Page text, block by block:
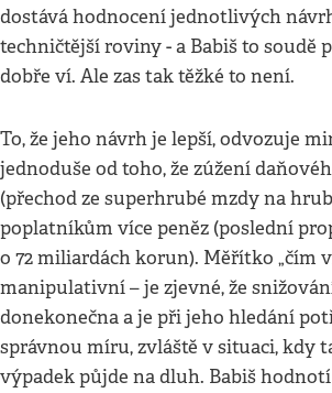
dostává hodnocení jednotlivých
techničtější roviny - a Babiš to soudě
dobře ví. Ale zas tak těžké to není.
To, že jeho návrh je lepší, odvozuje
jednoduše od toho, že zúžení
(přechod ze superhrubé mzdy na
poplatníkům více peněz (poslední
o 72 miliardách korun). Měřítko „čím
manipulativní – je zjevné, že
donekonečna a je při jeho hledání
správnou míru, zvláště v situaci, kdy
výpadek půjde na dluh. Babiš